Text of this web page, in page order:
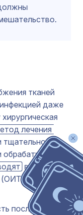
тканей
даже
лечения
тщательно
в
(ОИТ).
после